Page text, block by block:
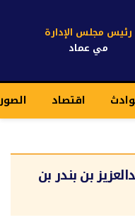
رئيس مجلس الإدارة
مي عماد
اقتصاد
بن بندر بن